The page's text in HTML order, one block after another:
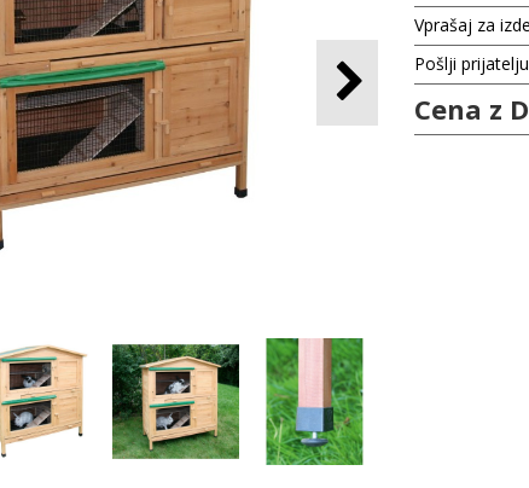
Vprašaj za
Pošlji prijatelju
Cena z